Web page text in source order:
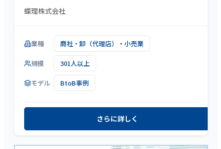
蝶理株式会社
業種 商社・卸（代理店）・小売業
規模 301人以上
モデル BtoB事例
さらに詳しく